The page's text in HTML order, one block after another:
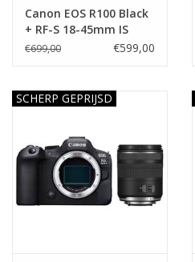
Canon EOS R100 Black
+ RF-S 18-45mm IS
STM
€699,00 €599,00
SCHERP GEPRIJSD